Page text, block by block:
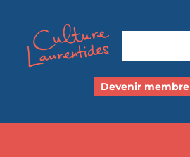
Devenir membre